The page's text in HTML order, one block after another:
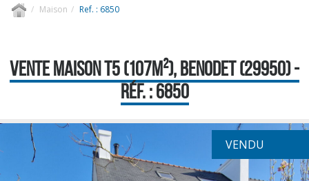
Maison Ref. : 6850
VENTE MAISON T5 (107M²), BENODET (29950) -
RÉF. : 6850
VENDU